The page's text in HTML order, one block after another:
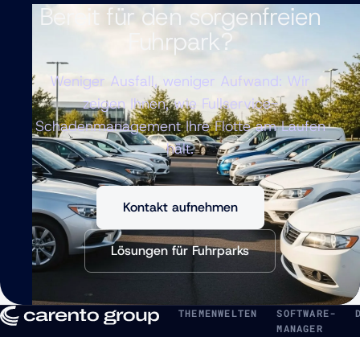
Bereit für den sorgenfreien
Fuhrpark?
Weniger Ausfall, weniger Aufwand: Wir
zeigen Ihnen, wie Fullservice-
Schadenmanagement Ihre Flotte am Laufen
hält.
Kontakt aufnehmen
Lösungen für Fuhrparks
THEMENWELTEN
SOFTWARE-
MANAGER